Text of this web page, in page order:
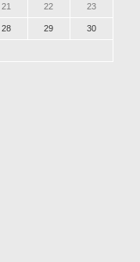
21 22 23
28 29 30